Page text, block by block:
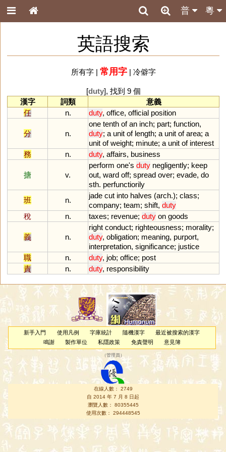
粵
普
英語搜索
所有字| 常用字| 冷僻字
[duty], 找到 9 個
漢字
詞類
意義
任
n. duty, office, official position
分 n.
one tenth of an inch; part; function,
duty; a unit of length; a unit of area; a
unit of weight; minute; a unit of interest
務
n. duty, affairs, business
搪 v.
perform one's duty negligently; keep
out, ward off; spread over; evade, do
sth. perfunctiorily
班
n.
jade cut into halves (arch.); class;
company; team; shift, duty
稅
n. taxes; revenue; duty on goods
義 n.
right conduct; righteousness; morality;
duty, obligation; meaning, purport,
interpretation, significance; justice
職
n. duty, job; office; post
責
n. duty, responsibility
新手入門 使用凡例 字庫統計 隨機漢字
最近被搜索的漢字
鳴謝
製作單位 私隱政策 免責聲明 意見簿
（管理員 ）
在線人數： 2749
自 2014 年 7 月 8 日起
瀏覽人數： 80355445
使用次數： 294448545